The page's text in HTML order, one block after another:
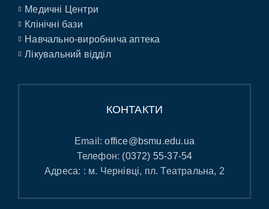
Медичні Центри
Клінічні бази
Навчально-виробнича аптека
Лікувальний відділ
КОНТАКТИ
Email:office@bsmu.edu.ua
Телефон: (0372) 55-37-54
Адреса: : м. Чернівці, пл. Театральна, 2